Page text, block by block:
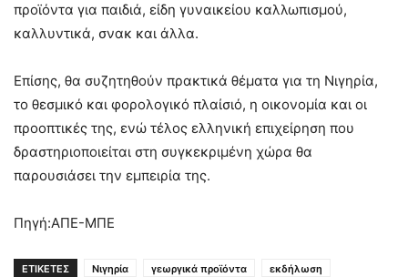
προϊόντα για παιδιά, είδη γυναικείου καλλωπισμού,
καλλυντικά, σνακ και άλλα.
Επίσης, θα συζητηθούν πρακτικά θέματα για τη Νιγηρία,
το θεσμικό και φορολογικό πλαίσιό, η οικονομία και οι
προοπτικές της, ενώ τέλος ελληνική επιχείρηση που
δραστηριοποιείται στη συγκεκριμένη χώρα θα
παρουσιάσει την εμπειρία της.
Πηγή:ΑΠΕ-ΜΠΕ
ΕΤΙΚΕΤΕΣ Νιγηρία γεωργικά προϊόντα
εκδήλωση